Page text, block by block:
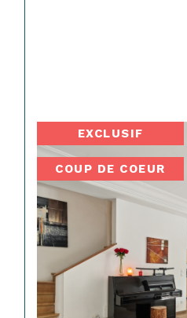
EXCLUSIF
COUP DE COEUR